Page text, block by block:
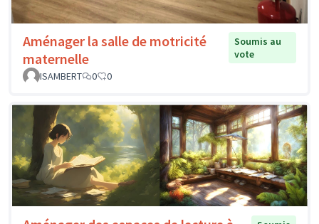
Aménager la salle de motricité
maternelle
Soumis au
vote
ISAMBERT
0 0